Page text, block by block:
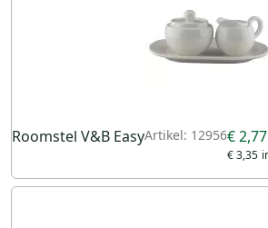
Roomstel V&B EasyArtikel: 12956
€ 3,35
€ 2,77